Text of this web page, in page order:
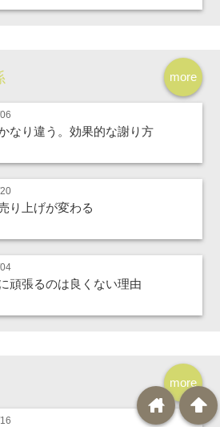
more
なり違う。効果的な謝り方
り上げが変わる
頑張るのは良くない理由
more
arrowup
home